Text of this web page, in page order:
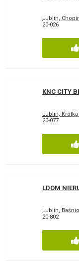
Lublin,
20-026
KNC CITY
Lublin, Krótka
20-077
LDOM
Lublin,
20-802